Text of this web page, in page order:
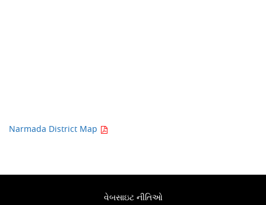
Narmada District Map
વેબસાઇટ નીતિઓ